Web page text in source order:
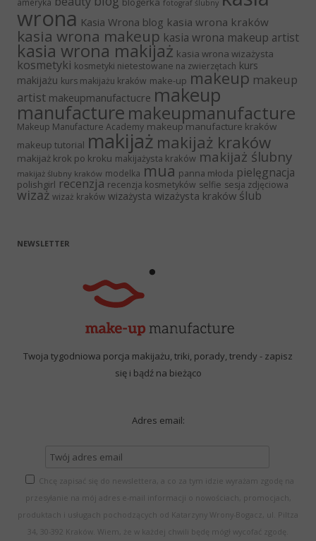
fotograf ślubny
wrona Kasia Wrona blog kasia wrona kraków
kasia wrona makeup kasia wrona makeup artist
kasia wrona makijaż kasia wrona wizażysta
kosmetyki kosmetyki nietestowane na zwierzętach kurs
makijażu kurs makijażu kraków make-up makeup makeup
artist makeupmanufactucre makeup
manufacture makeupmanufacture
Makeup Manufacture Academy makeup manufacture kraków
makeup tutorial makijaż makijaż kraków
makijaż krok po kroku makijażysta kraków makijaż ślubny
makijaż ślubny kraków modelka mua panna młoda pielęgnacja
polishgirl recenzja recenzja kosmetyków selfie sesja zdjęciowa
wizaż wizaż kraków wizażysta wizażysta kraków ślub
NEWSLETTER
Twoja tygodniowa porcja makijażu, triki, porady, trendy - zapisz
się i bądź na bieżąco
Adres email:
Chcę zapisać się do newslettera, a co za tym idzie wyrażam zgodę na
przesyłanie na mój adres e-mail informacji o nowościach, promocjach,
produktach i usługach pochodzących od Katarzyny Wrony-Bogacz, ul. Piltza
34, 30-392 Kraków. Wiem, że w każdej chwili będę mógł wycofać zgodę.